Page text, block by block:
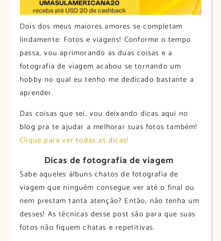
Dois dos meus maiores amores se completam
lindamente: Fotos e viagens! Conforme o tempo
passa, vou aprimorando as duas coisas e a
fotografia de viagem acabou se tornando um
hobby no qual eu tenho me dedicado bastante a
aprender.
Das coisas que sei, vou deixando dicas aqui no
blog pra te ajudar a melhorar suas fotos também!
Clique para ver todas as dicas!
Dicas de fotografia de viagem
Sabe aqueles álbuns chatos de fotografia de
viagem que ninguém consegue ver até o final ou
nem prestam tanta atenção? Então, não tenha um
desses! As técnicas desse post são para que suas
fotos não fiquem chatas e repetitivas.